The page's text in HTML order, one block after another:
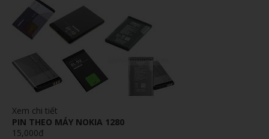
Xem chi tiết
PIN THEO MÁY NOKIA 1280
15,000đ